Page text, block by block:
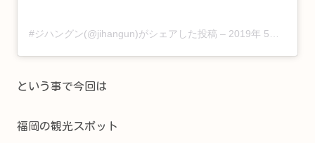
#ジハングン(@jihangun)がシェアした投稿 – 2019年 5月月29日午前3時11分PDT
という事で今回は
福岡の観光スポット